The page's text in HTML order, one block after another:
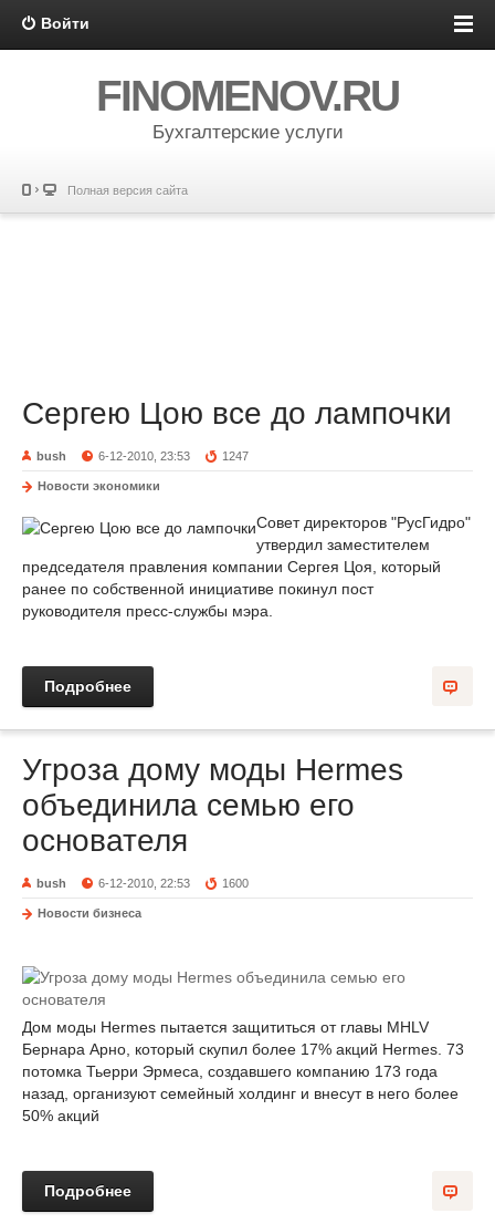
Войти
FINOMENOV.RU
Бухгалтерские услуги
Полная версия сайта
Сергею Цою все до лампочки
bush 6-12-2010, 23:53 1247
Новости экономики
Совет директоров "РусГидро"
утвердил заместителем
председателя правления компании Сергея Цоя, который
ранее по собственной инициативе покинул пост
руководителя пресс-службы мэра.
Подробнее
Угроза дому моды Hermes
объединила семью его
основателя
bush 6-12-2010, 22:53 1600
Новости бизнеса
Дом моды Hermes пытается защититься от главы MHLV
Бернара Арно, который скупил более 17% акций Hermes. 73
потомка Тьерри Эрмеса, создавшего компанию 173 года
назад, организуют семейный холдинг и внесут в него более
50% акций
Подробнее